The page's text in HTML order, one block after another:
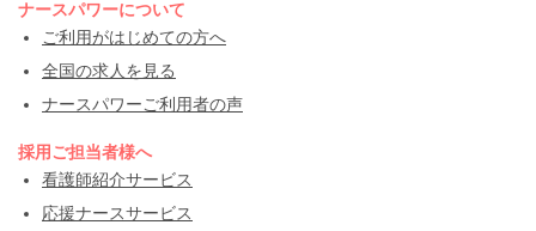
ナースパワーについて
ご利用がはじめての方へ
全国の求人を見る
ナースパワーご利用者の声
採用ご担当者様へ
看護師紹介サービス
応援ナースサービス